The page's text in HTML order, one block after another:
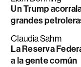
Un Trump
grandes
Claudia Sahm
La Reserva
a la gente común